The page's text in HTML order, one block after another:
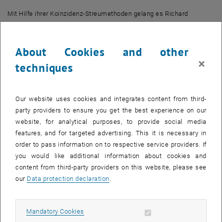
Mit Hilfe ihrer Koinzidenz-Streumethoden gelang es Richard
untersuchen. Die Graphen-Schicht mit einer Dicke von nur einer
einzigen Atomlage reicht bereits aus, um die hochgeladenen Ionen
wieder in neutrale Atome zu verwandeln. Wenn die Ionen das
Dabei entsteht lokal im Graphen ein elektrischer Strom, der um
Größenordnungen stärker ist als man vorher für möglich gehalten
hatte - und das, ohne dass die Graphenschicht dadurch zerstört
„Interessanterweise geben auch andere 2D Materialien wie etwa
MoS2ähnlich viele Elektronen an das Ion ab, reißen durch den
massiven Energieeintrag des Ions allerdings auf – spannend für
punktueller Funktionalisierung“, sagt Richard Wilhelm.
Der Effekt des schnellen Ladungseinfangs konnte an der TU Wien
About Cookies and other
techniques
×
Our website uses cookies and integrates content from third-
party providers to ensure you get the best experience on our
website, for analytical purposes, to provide social media
features, and for targeted advertising. This it is necessary in
order to pass information on to respective service providers. If
you would like additional information about cookies and
content from third-party providers on this website, please see
our Data protection declaration
Mandatory Cookies Allow mandatory cookies